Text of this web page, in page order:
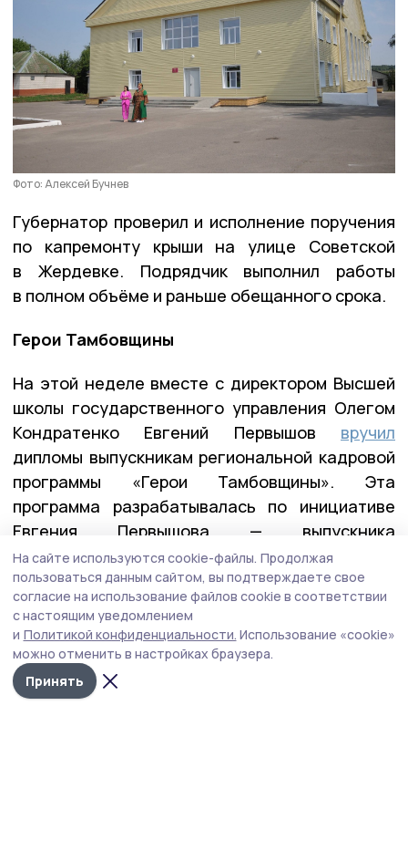
Фото: Алексей Бучнев
Губернатор проверил и исполнение поручения
по капремонту крыши на улице Советской
в Жердевке. Подрядчик выполнил работы
в полном объёме и раньше обещанного срока.
Герои Тамбовщины
На этой неделе вместе с директором Высшей
школы государственного управления Олегом
Кондратенко Евгений Первышов вручил
дипломы выпускникам региональной кадровой
программы «Герои Тамбовщины». Эта
программа разрабатывалась по инициативе
Евгения Первышова — выпускника
федеральной программы «Время героев», и
реализовывалась вместе с его коллегами по
программе — Алексеем Кондратьевым и
Константином Кутейниковым. Заявку в
программу подали почти 400 участников и
ветеранов СВО. После всех вступительных
испытаний участниками первого потока стали
На сайте используются cookie-файлы. Продолжая
пользоваться данным сайтом, вы подтверждаете свое
согласие на использование файлов cookie в соответствии
с настоящим уведомлением
и Политикой конфиденциальности. Использование «cookie»
можно отменить в настройках браузера.
Принять